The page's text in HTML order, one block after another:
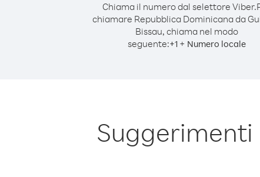
Chiama il numero dal selettore Viber.
chiamare Repubblica Dominicana da
Bissau, chiama nel modo
seguente:+1+ Numero locale